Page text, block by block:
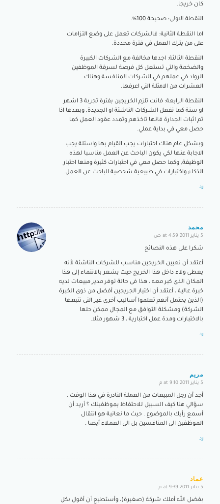
كان خريجا.
النقطة الاولى: صحيحة 100%.
اما النقطة الثانية: فالشركات تعمل على وضع التزامات
على من يترك العمل في فترة محددة.
النقطة الثالثة: اجدها مخالفة مع الشركات الكبيرة
والضخمة والتي تستغل كل فرصة لسرقة الموظفين
الرواد في عملهم في الشركات المنافسة وهناك
العشرات من الامثلة التي اعرفها.
النقطة الرابعة: فانت تلزم الخريجين بفترة تجربة 3 اشهر
او سنة كما تفعل الشركات الناشئة او الجديدة, وبعدها اذا
تم اثبات الجدارة فانها تاخذهم وتمدد عقود العمل كما
حصل معي في بداية عملي.
وبشكل عام هناك اختبارات يجب القيام بها واسئلة يجب
الاجابة عنها لكي يكون الباحث عن العمل مناسبا لهذه
الوظيفة, وكما حصل معي في اختبارات كثيرة ومنها اختبار
الذكاء واختبارات في طبيعية شخصية الباحث عن العمل.
رد
محمد
says:
5 يناير 2011 at 4:59 ص
شكرا على هذه النصائح
أعتقد أن تعيين الخريجين مناسب للشركات الناشئة لأنه
يعطى ولاء داخل هذا الخريج حيث يشعر بالانتماء إلى هذا
المكان الذى كبر معه ، هذا فى حالة توفر مدير مبيعات لديه
خبرة عالية ، أعتقد أن اختيار الجريجين أفضل من ذوى الخبرة
(الذين يحتمل أنهم تعلموا أساليب أخرى غير التى تتبعها
الشركة) ومشكلة التوافق مع المجال ممكن حلها
بالاختبارات ومدة عمل اختبارية ، 3 شهور مثلا.
رد
مريم
says:
5 يناير 2011 at 9:10 م
أجد أن رجل المبيعات من العملة النادرة في هذا الوقت .
سؤالي هنا كيف السبيل للاحتفاظ بموظفينك ؟ أريد أن
أسمع رأيك بالموضوع . حيث ما نعانية هو انتقال
الموظفين الى المنافسين بل الى العملاء أيضا .
رد
عماد
says:
5 يناير 2011 at 9:39 م
بفضل الله أملك شركة (صغيرة)، وأستطيع أن أقول بكل